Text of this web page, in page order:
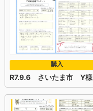
購入
R7.9.6 さいたま市 Y様